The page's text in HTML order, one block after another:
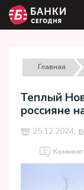
Главная
Теплый
россияне
25.12.2024,